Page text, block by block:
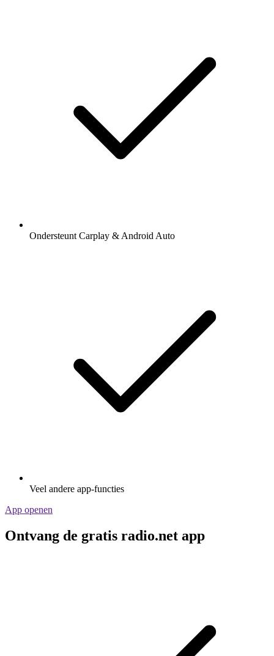
Ondersteunt Carplay & Android Auto
Veel andere app-functies
App openen
Ontvang de gratis radio.net app